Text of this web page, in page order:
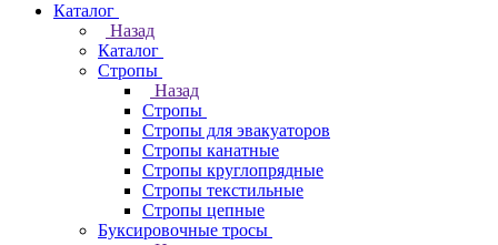
Каталог
Назад
Каталог
Стропы
Назад
Стропы
Стропы для эвакуаторов
Стропы канатные
Стропы круглопрядные
Стропы текстильные
Стропы цепные
Буксировочные тросы